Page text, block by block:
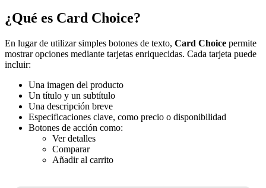
¿Qué es Card Choice?
En lugar de utilizar simples botones de texto, Card Choice permite
mostrar opciones mediante tarjetas enriquecidas. Cada tarjeta puede
incluir:
Una imagen del producto
Un título y un subtítulo
Una descripción breve
Especificaciones clave, como precio o disponibilidad
Botones de acción como:
Ver detalles
Comparar
Añadir al carrito